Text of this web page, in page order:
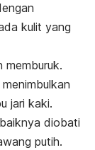
kulit yang
memburuk.
jari kaki.
diobati
putih.